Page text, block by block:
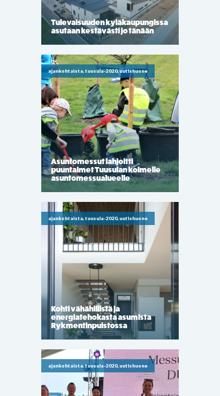
Tulevaisuuden kyläkaupungissa
asutaan kestävästi jo tänään
ajankohtaista, tuusula-2020, uutishuone
Asuntomessut lahjoitti
puuntaimet Tuusulan kolmelle
asuntomessualueelle
ajankohtaista, tuusula-2020, uutishuone
Kohti vähähiilistä ja
energiatehokasta asumista
Rykmentinpuistossa
ajankohtaista, tuusula-2020, uutishuone